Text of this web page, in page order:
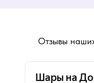
Отзывы